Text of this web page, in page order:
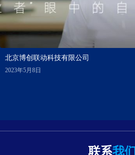
北京博创联动科技有限公司
2023年5月8日
联系我们